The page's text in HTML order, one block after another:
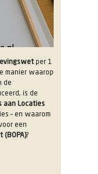
per 1
manier waarop
de
is de
aan Locaties
– en waarom
een
?